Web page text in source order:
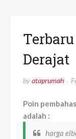
Derajat
byataprumah
Poin
adalah :
harga